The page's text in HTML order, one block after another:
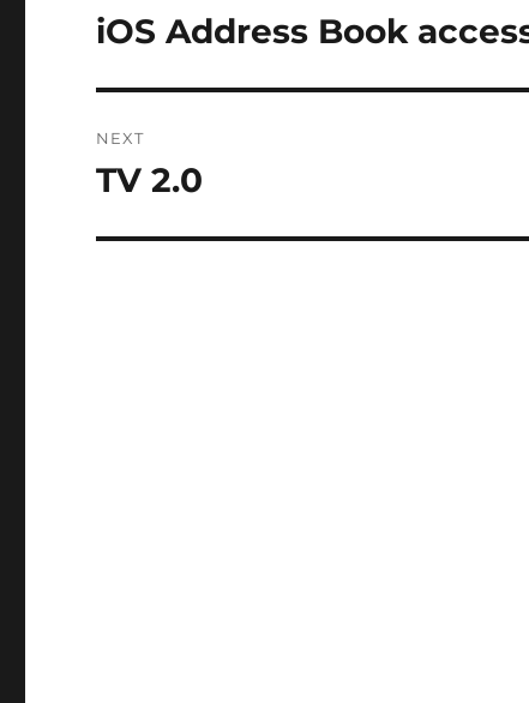
navigation
Previous
iOS Address Book
NEXT
Next
TV 2.0